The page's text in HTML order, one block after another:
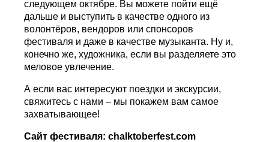
следующем октябре. Вы можете пойти ещё
дальше и выступить в качестве одного из
волонтёров, вендоров или спонсоров
фестиваля и даже в качестве музыканта. Ну и,
конечно же, художника, если вы разделяете это
меловое увлечение.
А если вас интересуют поездки и экскурсии,
свяжитесь с нами – мы покажем вам самое
захватывающее!
Сайт фестиваля:chalktoberfest.com